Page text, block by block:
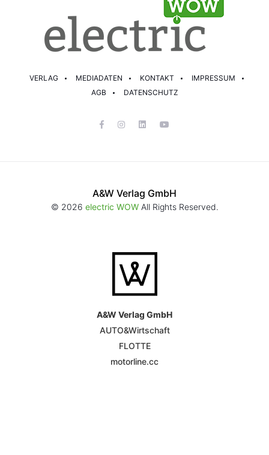
VERLAG MEDIADATEN KONTAKT
IMPRESSUM
AGB
DATENSCHUTZ
A&W Verlag GmbH
© 2026 electric WOWAll Rights Reserved.
A&W Verlag GmbH
AUTO&Wirtschaft
FLOTTE
motorline.cc